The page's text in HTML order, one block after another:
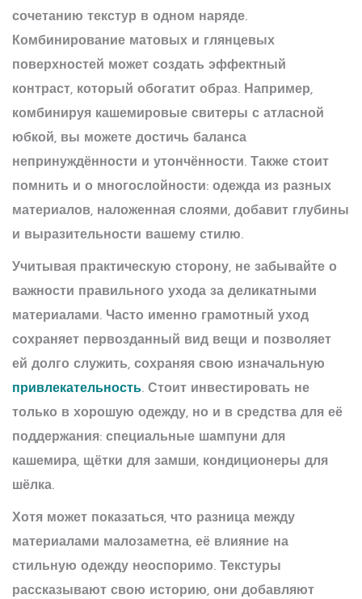
сочетанию текстур в одном наряде.
Комбинирование матовых и глянцевых
поверхностей может создать эффектный
контраст, который обогатит образ. Например,
комбинируя кашемировые свитеры с атласной
юбкой, вы можете достичь баланса
непринуждённости и утончённости. Также стоит
помнить и о многослойности: одежда из разных
материалов, наложенная слоями, добавит глубины
и выразительности вашему стилю.
Учитывая практическую сторону, не забывайте о
важности правильного ухода за деликатными
материалами. Часто именно грамотный уход
сохраняет первозданный вид вещи и позволяет
ей долго служить, сохраняя свою изначальную
привлекательность. Стоит инвестировать не
только в хорошую одежду, но и в средства для её
поддержания: специальные шампуни для
кашемира, щётки для замши, кондиционеры для
шёлка.
Хотя может показаться, что разница между
материалами малозаметна, её влияние на
стильную одежду неоспоримо. Текстуры
рассказывают свою историю, они добавляют